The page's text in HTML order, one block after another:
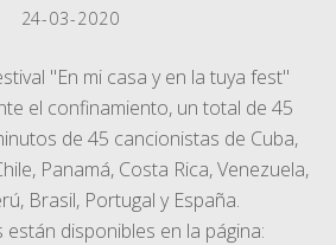
24-03-2020
"En mi casa y en la tuya fest"
el confinamiento, un total de 45
de 45 cancionistas de Cuba,
Panamá, Costa Rica, Venezuela,
Brasil, Portugal y España.
disponibles en la página: